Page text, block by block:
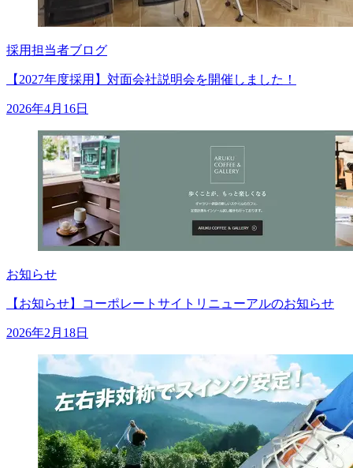
採用担当者ブログ
【2027年度採用】対面会社説明会を開催しました！
2026年4月16日
お知らせ
【お知らせ】コーポレートサイトリニューアルのお知らせ
2026年2月18日